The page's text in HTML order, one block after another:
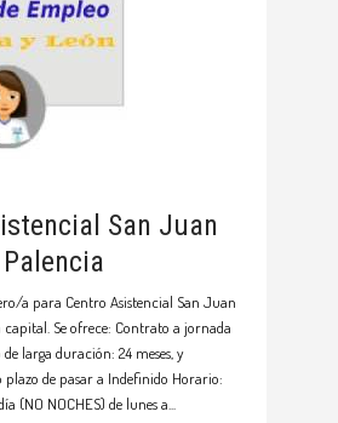
San Juan
a para Centro Asistencial San Juan
capital. Se ofrece: Contrato a jornada
larga duración: 24 meses, y
plazo de pasar a Indefinido Horario:
(NO NOCHES) de lunes a